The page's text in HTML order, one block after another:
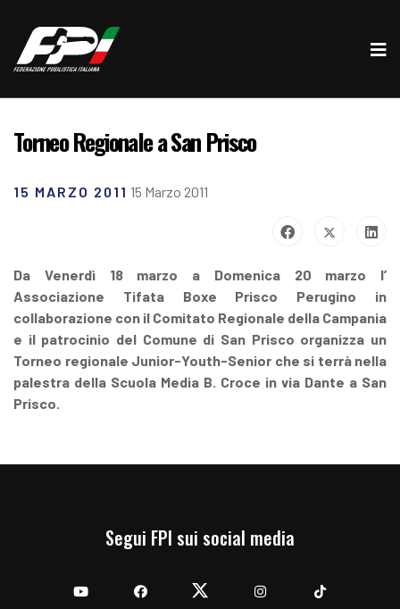
Torneo Regionale a San Prisco
15 MARZO 2011 15 Marzo 2011
Da Venerdì 18 marzo a Domenica 20 marzo l’
Associazione Tifata Boxe Prisco Perugino in
collaborazione con il Comitato Regionale della Campania
e il patrocinio del Comune di San Prisco organizza un
Torneo regionale Junior-Youth-Senior che si terrà nella
palestra della Scuola Media B. Croce in via Dante a San
Prisco.
Segui FPI sui social media